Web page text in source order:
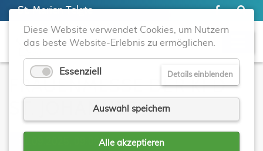
St. Marien Telgte
FRAUENMESSE DER KFD
ST. JOHANNES
11.09.2025, 09:00
Diese Website verwendet Cookies, um Nutzern
das beste Website-Erlebnis zu ermöglichen.
Essenziell Details einblenden
Auswahl speichern
Alle akzeptieren